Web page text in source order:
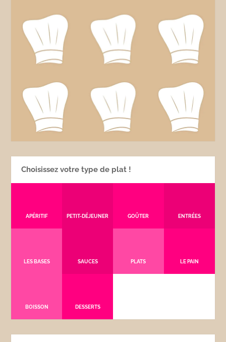
Choisissez votre type de plat !
APÉRITIF PETIT-DÉJEUNER GOÛTER ENTRÉES
LES BASES SAUCES PLATS LE PAIN
BOISSON DESSERTS